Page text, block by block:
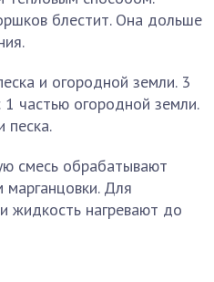
блестит. Она дольше
и огородной земли. 3
частью огородной земли.
песка.
смесь обрабатывают
Для
жидкость нагревают до